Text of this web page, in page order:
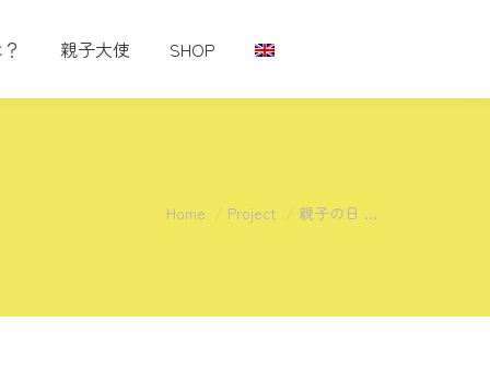
親子大使 SHOP
You are here:
Home Project 親子の日 …